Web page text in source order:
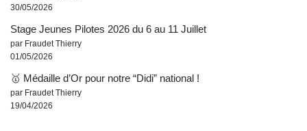
30/05/2026
Stage Jeunes Pilotes 2026 du 6 au 11 Juillet
par Fraudet Thierry
01/05/2026
🥇 Médaille d’Or pour notre “Didi” national !
par Fraudet Thierry
19/04/2026